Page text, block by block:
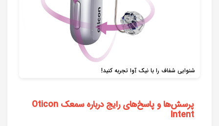
شنوایی شفاف را با نیک آوا تجربه کنید!
پرسش‌ها و پاسخ‌های رایج درباره سمعک Oticon
Intent